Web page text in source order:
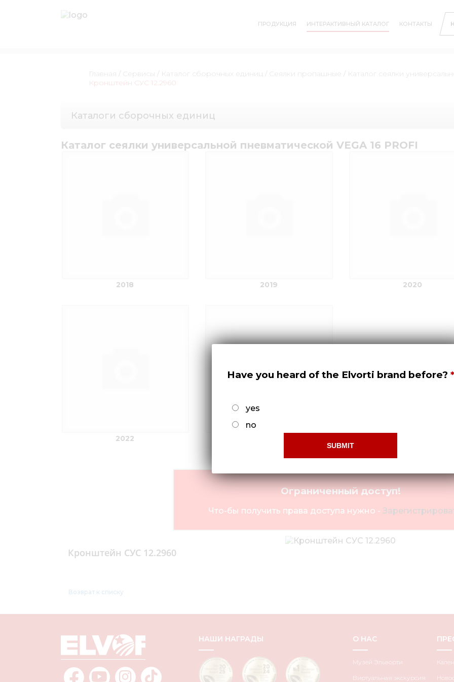
ПРОДУКЦИЯ ИНТЕРАКТИВНЫЙ КАТАЛОГ КОНТАКТЫ
Главная / Сервисы / Каталог сборочных единиц / Сеялки пропашные / Каталог сеялки
Кронштейн СУС 12.2960
Каталоги сборочных единиц
Каталог сеялки универсальной пневматической VEGA 16 PROFI
2018 2019 2020
2022
Ограниченный доступ!
Что-бы получить права доступа нужно -
Кронштейн СУС 12.2960
Возврат к списку
НАШИ НАГРАДЫ О НАС
Музей Эльворти
Виртуальная экскурсия
Have you heard of the Elvorti brand before?
yes
no